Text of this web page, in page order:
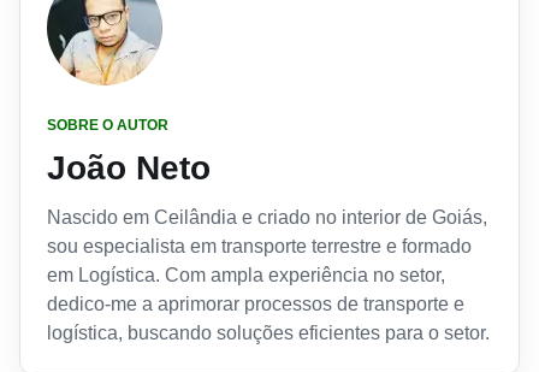
SOBRE O AUTOR
João Neto
Nascido em Ceilândia e criado no interior de Goiás,
sou especialista em transporte terrestre e formado
em Logística. Com ampla experiência no setor,
dedico-me a aprimorar processos de transporte e
logística, buscando soluções eficientes para o setor.